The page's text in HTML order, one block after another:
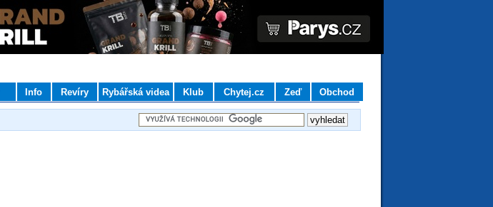
Info Revíry Rybářská videa Klub Chytej.cz Zeď Obchod